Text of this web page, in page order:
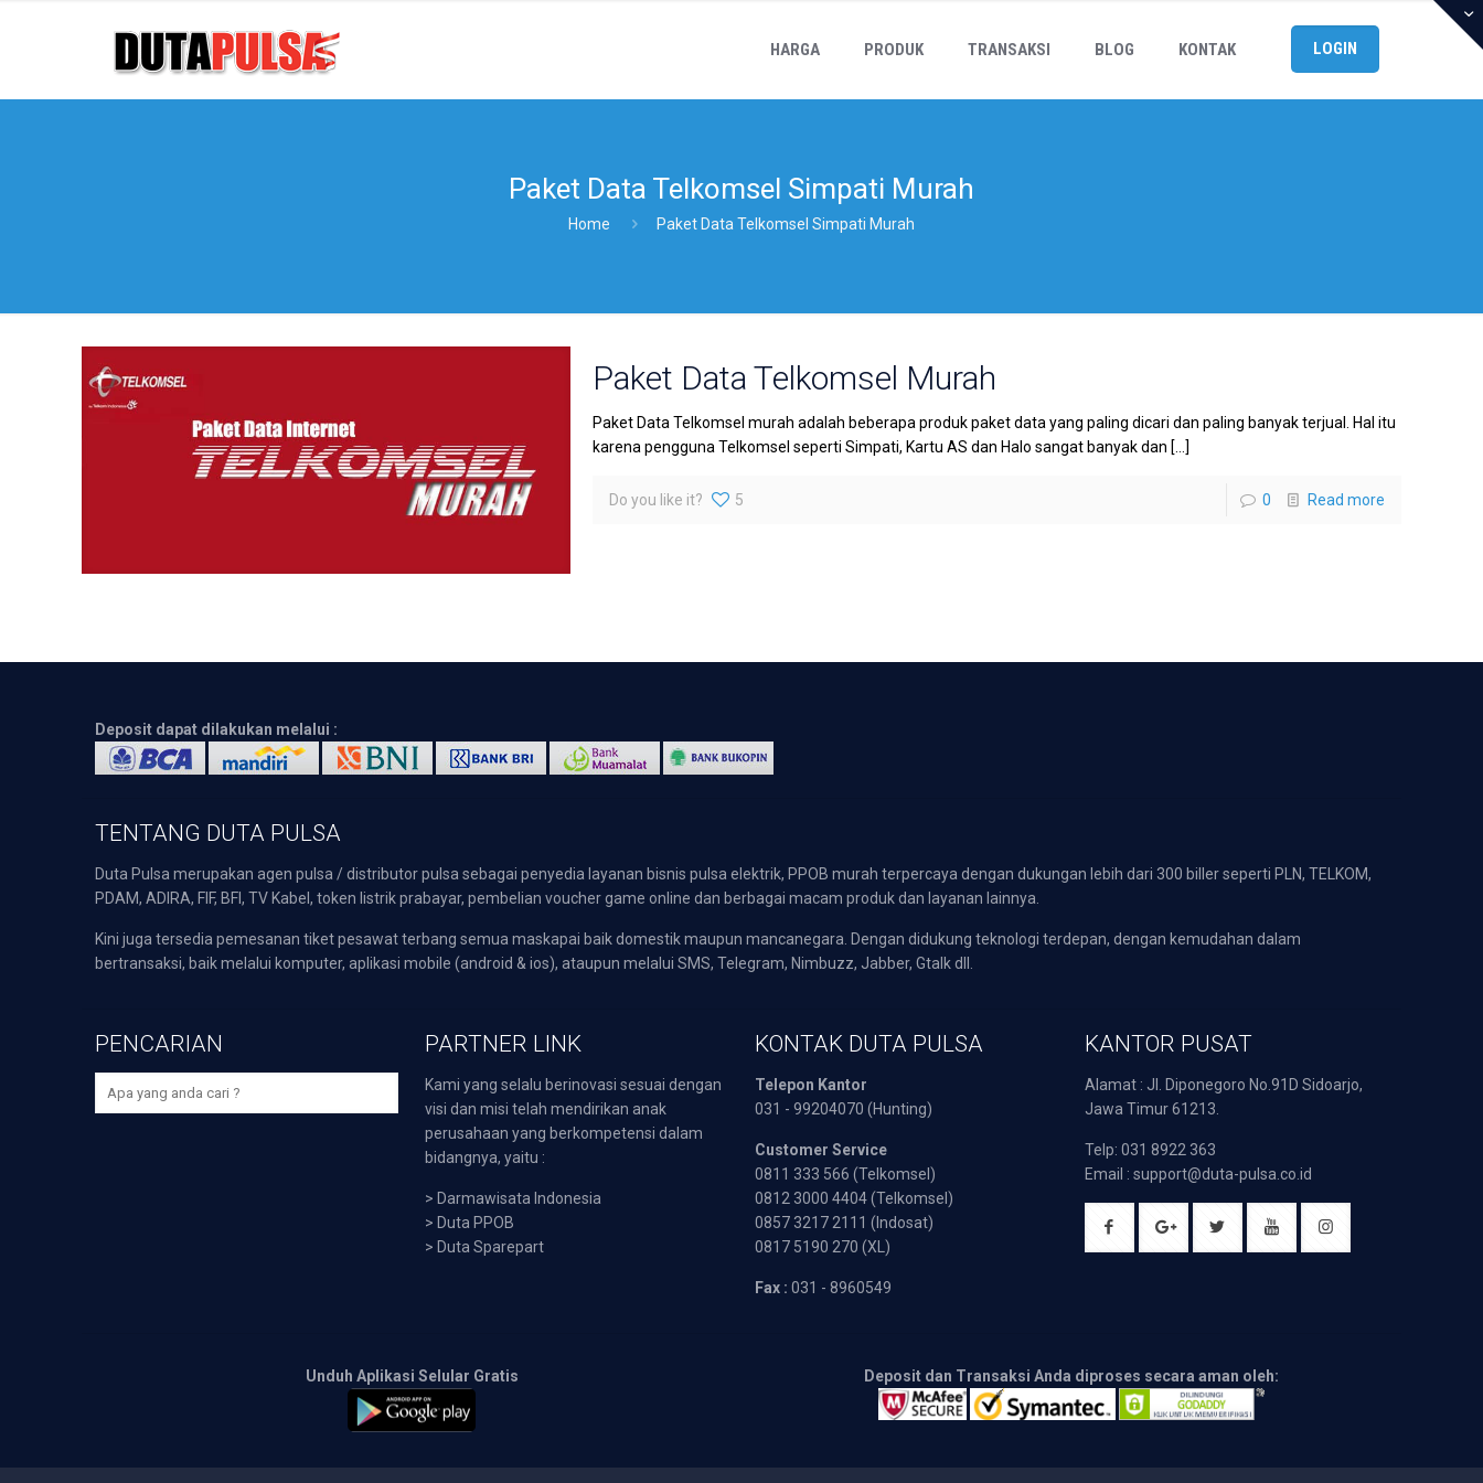
HARGA PRODUK TRANSAKSI BLOG KONTAK LOGIN
Paket Data Telkomsel Simpati Murah
Home Paket Data Telkomsel Simpati Murah
Paket Data Telkomsel Murah
Paket Data Telkomsel murah adalah beberapa produk paket data yang paling dicari dan paling banyak terjual. Hal itu
karena pengguna Telkomsel seperti Simpati, Kartu AS dan Halo sangat banyak dan […]
Do you like it? 5 0 Read more
Deposit dapat dilakukan melalui :
TENTANG DUTA PULSA
Duta Pulsa merupakan agen pulsa / distributor pulsa sebagai penyedia layanan bisnis pulsa elektrik, PPOB murah terpercaya dengan dukungan lebih dari 300 biller seperti PLN, TELKOM,
PDAM, ADIRA, FIF, BFI, TV Kabel, token listrik prabayar, pembelian voucher game online dan berbagai macam produk dan layanan lainnya.
Kini juga tersedia pemesanan tiket pesawat terbang semua maskapai baik domestik maupun mancanegara. Dengan didukung teknologi terdepan, dengan kemudahan dalam
bertransaksi, baik melalui komputer, aplikasi mobile (android & ios), ataupun melalui SMS, Telegram, Nimbuzz, Jabber, Gtalk dll.
PENCARIAN PARTNER LINK
Kami yang selalu berinovasi sesuai dengan
visi dan misi telah mendirikan anak
perusahaan yang berkompetensi dalam
bidangnya, yaitu :
> Darmawisata Indonesia
> Duta PPOB
> Duta Sparepart
KONTAK DUTA PULSA
Telepon Kantor
031 - 99204070 (Hunting)
Customer Service
0811 333 566 (Telkomsel)
0812 3000 4404 (Telkomsel)
0857 3217 2111 (Indosat)
0817 5190 270 (XL)
Fax : 031 - 8960549
KANTOR PUSAT
Alamat : Jl. Diponegoro No.91D Sidoarjo,
Jawa Timur 61213.
Telp: 031 8922 363
Email : support@duta-pulsa.co.id
Unduh Aplikasi Selular Gratis Deposit dan Transaksi Anda diproses secara aman oleh: